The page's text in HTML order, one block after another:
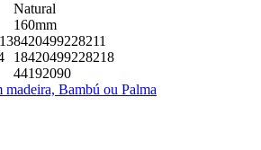
Natural
160mm
8420499228211
18420499228218
44192090
madeira, Bambú ou Palma